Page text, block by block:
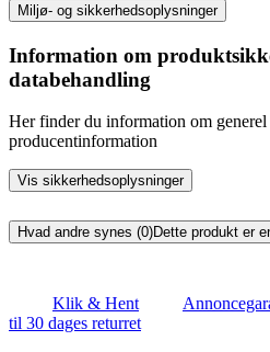
Miljø- og sikkerhedsoplysninger
Information om
databehandling
Her finder du information om
producentinformation
Vis sikkerhedsoplysninger
Hvad andre synes (0)Dette produkt er
Klik & Hent
til 30 dages returret